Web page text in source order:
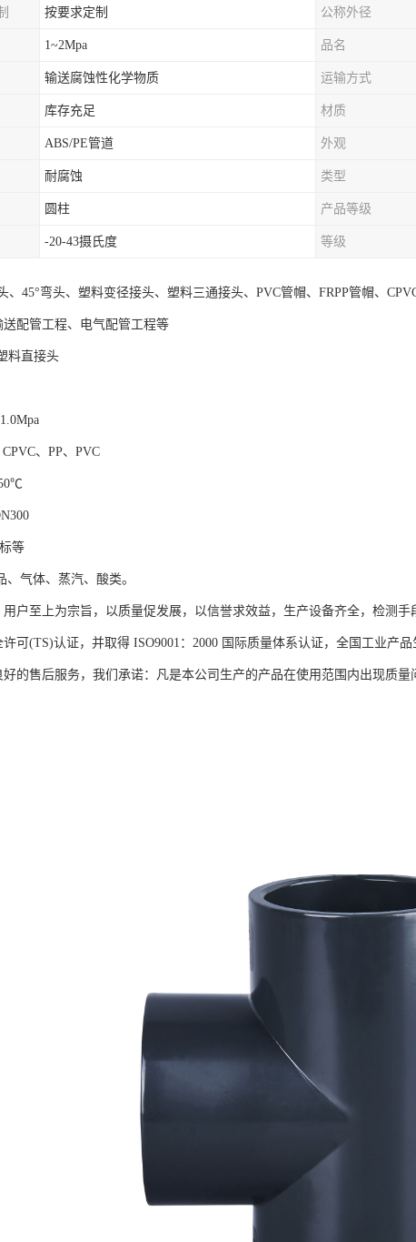
按要求定制 公称外径
1~2Mpa 品名
输送腐蚀性化学物质 运输方式
库存充足 材质
ABS/PE管道 外观
耐腐蚀 类型
圆柱 产品等级
-20-43摄氏度 等级
、45°弯头、塑料变径接头、塑料三通接头、PVC管帽、FRPP管帽、
配管工程、电气配管工程等
料直接头
、PP、PVC
等
气体、蒸汽、酸类。
户至上为宗旨，以质量促发展，以信誉求效益，生产设备齐全，检测
可(TS)认证，并取得 ISO9001：2000 国际质量体系认证，全国工业产
的售后服务，我们承诺：凡是本公司生产的产品在使用范围内出现质量